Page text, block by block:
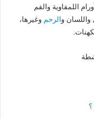
اللمفاوية والفم
واللسان والرحم وغيرها،